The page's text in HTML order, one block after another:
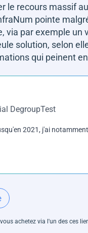
le recours massif
pointe
via par exemple
solution, selon
qui peinent
DegroupTest
2021, j'ai
achetez via l'un des ces